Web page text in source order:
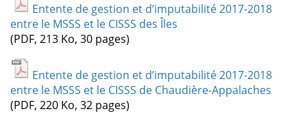
Entente de gestion et d’imputabilité 2017-2018
entre le MSSS et le CISSS des Îles
(PDF, 213 Ko, 30 pages)
Entente de gestion et d’imputabilité 2017-2018
entre le MSSS et le CISSS de Chaudière-Appalaches
(PDF, 220 Ko, 32 pages)